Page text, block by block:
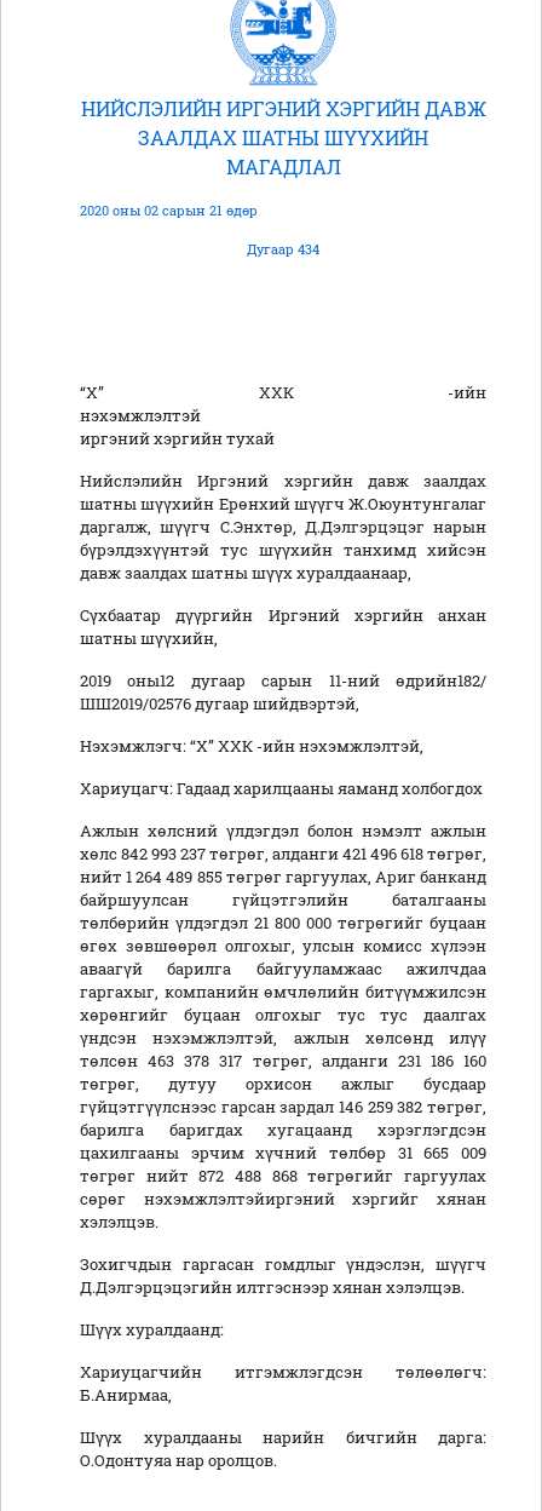
НИЙСЛЭЛИЙН ИРГЭНИЙ ХЭРГИЙН ДАВЖ
ЗААЛДАХ ШАТНЫ ШҮҮХИЙН
МАГАДЛАЛ
2020 оны 02 сарын 21 өдөр
Дугаар 434
“Х” ХХК -ийн
нэхэмжлэлтэй
иргэний хэргийн тухай
Нийслэлийн Иргэний хэргийн давж заалдах
шатны шүүхийн Ерөнхий шүүгч Ж.Оюунтунгалаг
даргалж, шүүгч С.Энхтөр, Д.Дэлгэрцэцэг нарын
бүрэлдэхүүнтэй тус шүүхийн танхимд хийсэн
давж заалдах шатны шүүх хуралдаанаар,
Сүхбаатар дүүргийн Иргэний хэргийн анхан
шатны шүүхийн,
2019 оны12 дугаар сарын 11-ний өдрийн182/
ШШ2019/02576 дугаар шийдвэртэй,
Нэхэмжлэгч: “Х” ХХК -ийн нэхэмжлэлтэй,
Хариуцагч: Гадаад харилцааны яаманд холбогдох
Ажлын хөлсний үлдэгдэл болон нэмэлт ажлын
хөлс 842 993 237 төгрөг, алданги 421 496 618 төгрөг,
нийт 1 264 489 855 төгрөг гаргуулах, Ариг банканд
байршуулсан гүйцэтгэлийн баталгааны
төлбөрийн үлдэгдэл 21 800 000 төгрөгийг буцаан
өгөх зөвшөөрөл олгохыг, улсын комисс хүлээн
аваагүй барилга байгууламжаас ажилчдаа
гаргахыг, компанийн өмчлөлийн битүүмжилсэн
хөрөнгийг буцаан олгохыг тус тус даалгах
үндсэн нэхэмжлэлтэй, ажлын хөлсөнд илүү
төлсөн 463 378 317 төгрөг, алданги 231 186 160
төгрөг, дутуу орхисон ажлыг бусдаар
гүйцэтгүүлснээс гарсан зардал 146 259 382 төгрөг,
барилга баригдах хугацаанд хэрэглэгдсэн
цахилгааны эрчим хүчний төлбөр 31 665 009
төгрөг нийт 872 488 868 төгрөгийг гаргуулах
сөрөг нэхэмжлэлтэйиргэний хэргийг хянан
хэлэлцэв.
Зохигчдын гаргасан гомдлыг үндэслэн, шүүгч
Д.Дэлгэрцэцэгийн илтгэснээр хянан хэлэлцэв.
Шүүх хуралдаанд:
Хариуцагчийн итгэмжлэгдсэн төлөөлөгч:
Б.Анирмаа,
Шүүх хуралдааны нарийн бичгийн дарга:
О.Одонтуяа нар оролцов.